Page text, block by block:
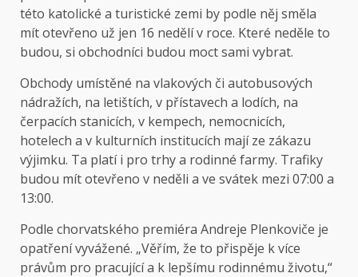
této katolické a turistické zemi by podle něj směla
mít otevřeno už jen 16 nedělí v roce. Které neděle to
budou, si obchodníci budou moct sami vybrat.
Obchody umístěné na vlakových či autobusových
nádražích, na letištích, v přístavech a lodích, na
čerpacích stanicích, v kempech, nemocnicích,
hotelech a v kulturních institucích mají ze zákazu
výjimku. Ta platí i pro trhy a rodinné farmy. Trafiky
budou mít otevřeno v neděli a ve svátek mezi 07:00 a
13:00.
Podle chorvatského premiéra Andreje Plenkoviče je
opatření vyvážené. „Věřím, že to přispěje k více
právům pro pracující a k lepšímu rodinnému životu,“